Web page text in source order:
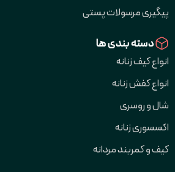
پیگیری مرسولات پستی
دسته بندی ها
انواع کیف زنانه
انواع کفش زنانه
شال و روسری
اکسسوری زنانه
کیف و کمربند مردانه